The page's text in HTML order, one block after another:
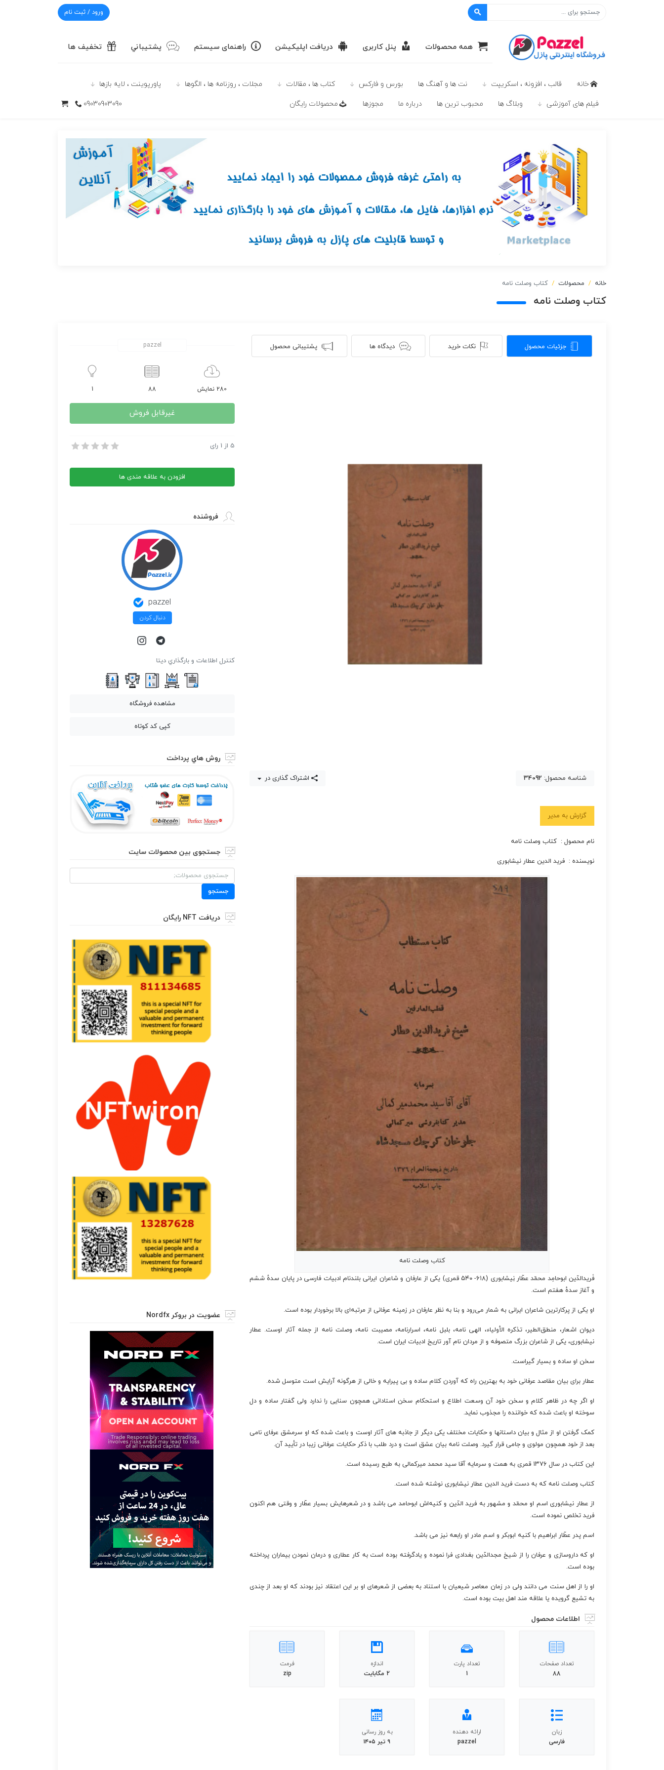
ورود / ثبت نام
همه محصولات پنل کاربری دریافت اپلیکیشن راهنمای سیستم پشتيباني تخفیف ها
خانه قالب ، افزونه ، اسکریپت نت ها و آهنگ ها بورس و فارکس كتاب ها ، مقالات مجلات ، روزنامه ها ، الگوها پاورپوينت ، لایه بازها
فیلم های آموزشی وبلاگ ها محبوب ترين ها درباره ما مجوزها محصولات رايگان 09030903090
خانه محصولات کتاب وصلت نامه
کتاب وصلت نامه
جزئیات محصول نکات خرید دیدگاه ها پشتیبانی محصول
شناسه محصول: 34092 اشتراک گذاری در
گزارش به مدیر
نام محصول : کتاب وصلت نامه
نویسنده : فرید الدین عطار نیشابوری
کتاب وصلت نامه
فَریدالدّین ابوحامِد محمّد عطّار نِیشابوری (۶۱۸- ۵۴۰ قمری) یکی از عارفان و شاعران ایرانی بلندنام ادبیات فارسی در پایان سدهٔ ششم
و آغاز سدهٔ هفتم است.
او یکی از پرکارترین شاعران ایرانی به شمار می‌رود و بنا به نظر عارفان در زمینه عرفانی از مرتبه‌ای بالا برخوردار بوده ‌است.
دیوان اشعار، منطق‌الطیر، تذکره الأولیاء، الهی نامه، بلبل نامه، اسرارنامه، مصیبت نامه،‌ وصلت نامه از جمله آثار اوست. عطار
نیشابوری، یکی از شاعران بزرگ متصوفه و از مردان نام آور تاریخ ادبیات ایران است.
سخن او ساده و بسیار گیراست.
عطار برای بیان مقاصد عرفانی خود به بهترین راه که آوردن کلام ساده و بی پیرایه و خالی از هرگونه آرایش است متوسل شده.
او اگر چه در ظاهر کلام و سخن خود آن وسعت اطلاع و استحکام سخن استادانی همچون سنایی را ندارد ولی گفتار ساده و دل
سوخته او باعث شده که خواننده را مجذوب نماید.
کمک گرفتن او از مثال و بیان داستانها و حکایات مختلف یکی دیگر از جاذبه های آثار اوست و باعث شده که او سرمشق عرفای نامی
بعد از خود همچون مولوی و جامی قرار گیرد. وصلت نامه بیان عشق است و درد طلب با ذکر حکایات عرفانی زیبا در تأیید آن.
این کتاب در سال ۱۳۷۶ قمری به همت و سرمایه آقا سید محمد میرکمالی به طبع رسیده است.
کتاب وصلت نامه که به دست فرید الدین عطار نیشابوری نوشته شده است.
از عطار نیشابوری اسم او محمّد و مشهور به فرید الدّین و کنیه‌اش ابوحامد می باشد و در شعرهایش بسیار عطّار و وقتی هم اکنون
فرید تخلص نموده است.
اسم پدر عطّار ابراهیم با کنیه ابوبکر و اسم مادر او رابعه نیز می باشد.
او که داروسازی و عرفان را از شیخ مجدالدّین بغدادی فرا نموده و یادگرفته بوده است به کار عطاری و درمان نمودن بیماران پرداخته
بوده است.
او را از اهل سنت می دانند ولی در زمان معاصر شیعیان با استناد به بعضی از شعرهای او بر این اعتقاد نیز بودند که او بعد از چندی
به تشیع گرویده یا علاقه مند اهل بیت بوده است.
اطلاعات محصول
تعداد صفحات
88
تعداد پارت
1
اندازه
2 مگابایت
فرمت
zip
زبان
فارسی
ارائه دهنده
pazzel
به روز رسانی
۹ تیر ۱۴۰۵
pazzel
280 نمایش 88
1
غیرقابل فروش
کتاب وصلت نامه
5 از 1 رای
افزودن به علاقه مندی ها
فروشنده
pazzel
دنبال کردن
كنترل اطلاعات و بارگذاري ديتا
مشاهده فروشگاه
کپی کد کوتاه
روش هاي پرداخت
جستجوی بین محصولات سایت
جستجو
برای:
جستجو
دریافت NFT رایگان
عضویت در بروکر Nordfx